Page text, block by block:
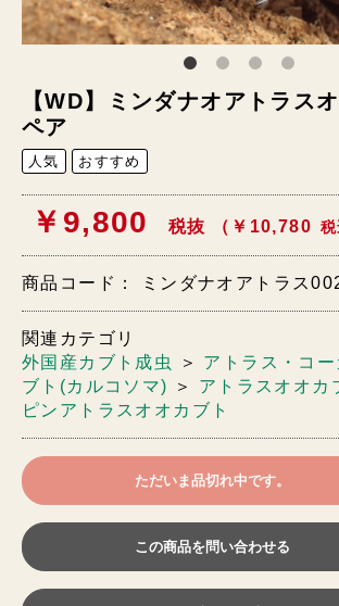
【WD】ミンダナオアトラス
ペア
人気 おすすめ
￥9,800 税抜 （￥10,780
商品コード： ミンダナオアトラス
関連カテゴリ
外国産カブト成虫
＞
アトラス・コ
ブト(カルコソマ)
＞ アトラスオオカ
ピンアトラスオオカブト
ただいま品切れ中です。
この商品を問い合わせる